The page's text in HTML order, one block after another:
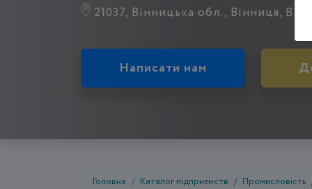
21037, Вінницька обл., Вінниця,
Написати нам
Головна Каталог підприємств Промисловість